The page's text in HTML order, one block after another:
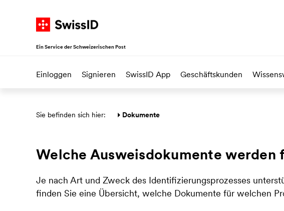
Navigieren auf SwissID
Ein Service der Schweizerischen Post
Einloggen Signieren SwissID App Geschäftskunden
Hauptbereich
Sie befinden sich hier: Dokumente
Welche Ausweisdokumente
Je nach Art und Zweck des Identifizierungsprozesses
finden Sie eine Übersicht, welche Dokumente für welchen